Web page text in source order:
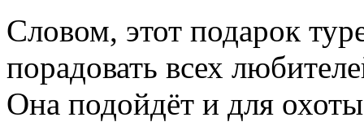
Словом, этот подарок
порадовать всех
Она подойдёт и для